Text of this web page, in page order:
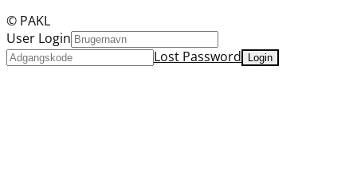
© PAKL
User Login
Lost Password